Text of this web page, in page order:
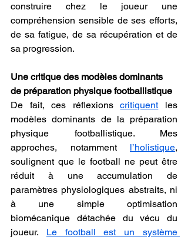
construire chez le joueur une
compréhension sensible de ses efforts,
de sa fatigue, de sa récupération et de
sa progression.
Une critique des modèles dominants
de préparation physique footballistique
De fait, ces réflexions critiquent les
modèles dominants de la préparation
physique footballistique. Mes
approches, notamment l’holistique,
soulignent que le football ne peut être
réduit à une accumulation de
paramètres physiologiques abstraits, ni
à une simple optimisation
biomécanique détachée du vécu du
joueur. Le football est un système